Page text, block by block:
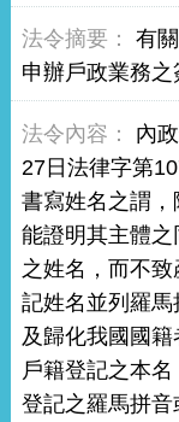
有
申辦戶政業務之
內
27日法律字第
書寫姓名之謂
能證明其主體之
之姓名，而不
記姓名並列羅
及歸化我國國
戶籍登記之本
登記之羅馬拼